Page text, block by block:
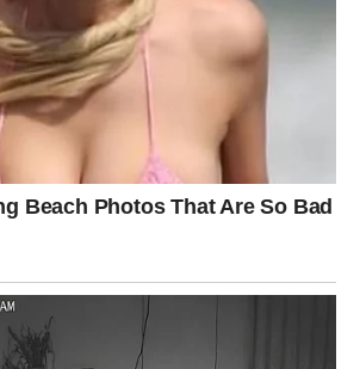
iz prošlosti.
biti prilika za ljubav koja je
i postala zrelija.
susret koji vam pomaže da